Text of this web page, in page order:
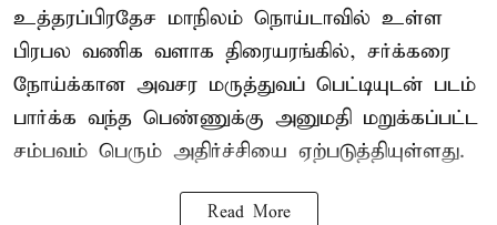
உத்தரப்பிரதேச மாநிலம் நொய்டாவில் உள்ள
பிரபல வணிக வளாக திரையரங்கில், சர்க்கரை
நோய்க்கான அவசர மருத்துவப் பெட்டியுடன் படம்
பார்க்க வந்த பெண்ணுக்கு அனுமதி மறுக்கப்பட்ட
சம்பவம் பெரும் அதிர்ச்சியை ஏற்படுத்தியுள்ளது.
Read More